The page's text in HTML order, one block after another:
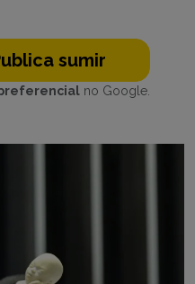
sumir
no Google.